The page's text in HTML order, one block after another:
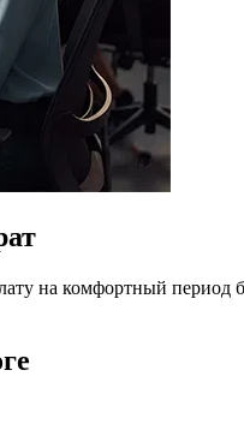
на комфортный период